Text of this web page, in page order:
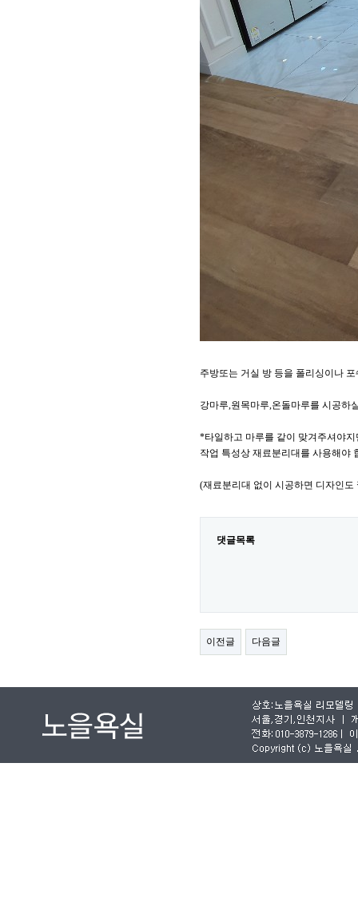
주방또는 거실 방 등을 폴리싱이나
강마루,원목마루,온돌마루를 시공하
*타일하고 마루를 같이 맞겨주셔야
작업 특성상 재료분리대를 사용해야
(재료분리대 없이 시공하면 디자인
댓글목록
이전글 다음글